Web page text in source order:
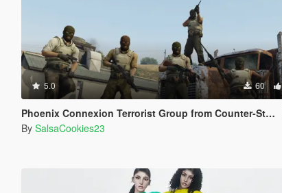
5.0 60
Phoenix Connexion Terrorist Group from Counter-Strike: Global Offensive (Shattered Web + Broken Fang skins included)
By SalsaCookies23